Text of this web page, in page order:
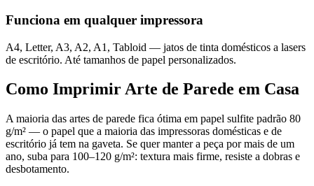
Funciona em qualquer impressora
A4, Letter, A3, A2, A1, Tabloid — jatos de tinta domésticos a lasers
de escritório. Até tamanhos de papel personalizados.
Como Imprimir Arte de Parede em Casa
A maioria das artes de parede fica ótima em papel sulfite padrão 80
g/m² — o papel que a maioria das impressoras domésticas e de
escritório já tem na gaveta. Se quer manter a peça por mais de um
ano, suba para 100–120 g/m²: textura mais firme, resiste a dobras e
desbotamento.